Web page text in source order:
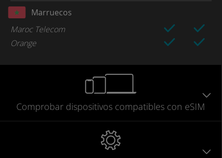
Marruecos
Maroc Telecom
Orange
Comprobar dispositivos compatibles con eSIM